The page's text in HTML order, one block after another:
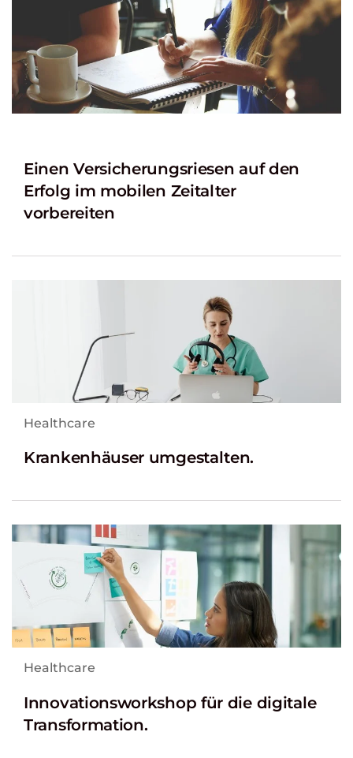
Einen Versicherungsriesen auf den
Erfolg im mobilen Zeitalter
vorbereiten
Healthcare
Krankenhäuser umgestalten.
Healthcare
Innovationsworkshop für die digitale
Transformation.